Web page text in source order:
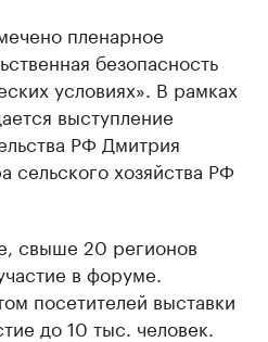
пленарное
безопасность
условиях». В рамках
выступление
РФ Дмитрия
сельского хозяйства РФ
свыше 20 регионов
в форуме.
посетителей выставки
до 10 тыс. человек.